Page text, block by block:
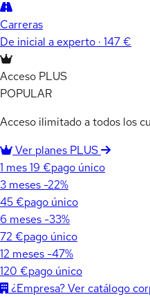
Carreras
De inicial a experto · 147 €
Acceso PLUS
POPULAR
Acceso ilimitado a todos los
Ver planes PLUS
1 mes19 €pago único
3 meses -22%
45 €pago único
6 meses -33%
72 €pago único
12 meses -47%
120 €pago único
¿Empresa? Ver catálogo